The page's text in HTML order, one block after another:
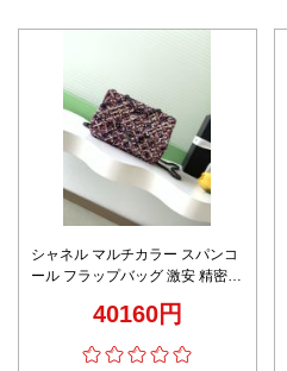
シャネル マルチカラー スパンコ
ール フラップバッグ 激安 精密デ
理由あり 秘密厳守配送 チェーン
40160円